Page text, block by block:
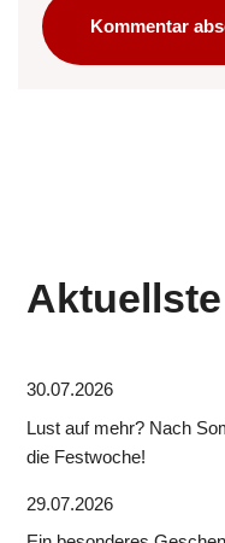
30.07.2026
Lust auf mehr? Nach
die Festwoche!
29.07.2026